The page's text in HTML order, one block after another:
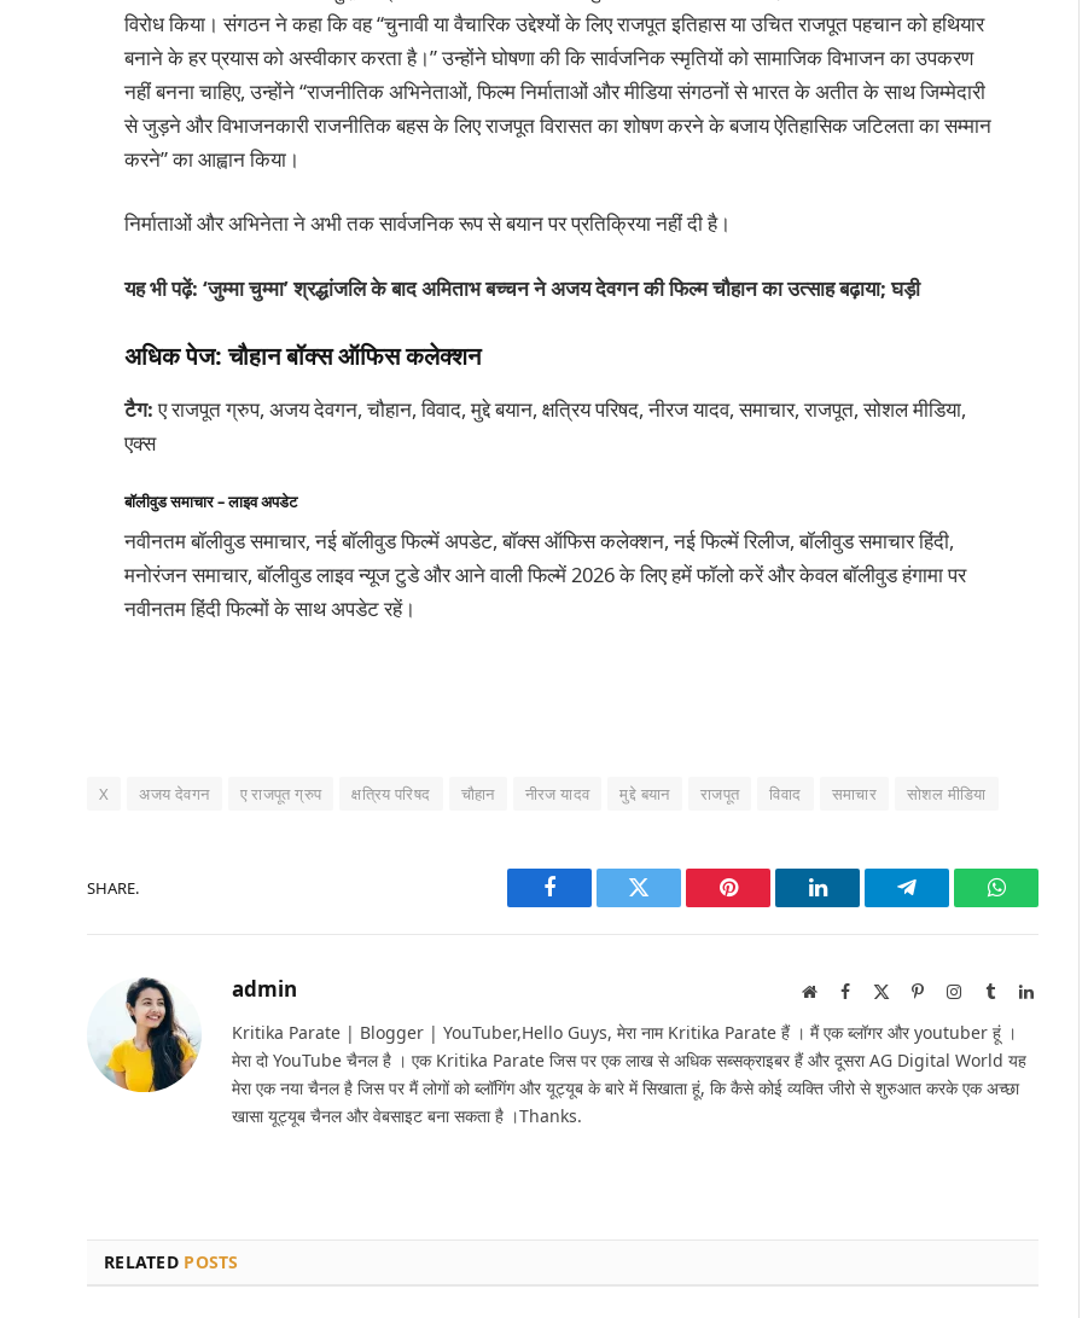
विरोध किया। संगठन ने कहा कि वह “चुनावी या वैचारिक उद्देश्यों के लिए राजपूत इतिहास या उचित राजपूत पहचान को हथियार
बनाने के हर प्रयास को अस्वीकार करता है।” उन्होंने घोषणा की कि सार्वजनिक स्मृतियों को सामाजिक विभाजन का उपकरण
नहीं बनना चाहिए, उन्होंने “राजनीतिक अभिनेताओं, फिल्म निर्माताओं और मीडिया संगठनों से भारत के अतीत के साथ जिम्मेदारी
से जुड़ने और विभाजनकारी राजनीतिक बहस के लिए राजपूत विरासत का शोषण करने के बजाय ऐतिहासिक जटिलता का सम्मान
करने” का आह्वान किया।
निर्माताओं और अभिनेता ने अभी तक सार्वजनिक रूप से बयान पर प्रतिक्रिया नहीं दी है।
यह भी पढ़ें: ‘जुम्मा चुम्मा’ श्रद्धांजलि के बाद अमिताभ बच्चन ने अजय देवगन की फिल्म चौहान का उत्साह बढ़ाया; घड़ी
अधिक पेज: चौहान बॉक्स ऑफिस कलेक्शन
टैग:ए राजपूत ग्रुप, अजय देवगन, चौहान, विवाद, मुद्दे बयान, क्षत्रिय परिषद, नीरज यादव, समाचार, राजपूत, सोशल मीडिया,
एक्स
बॉलीवुड समाचार – लाइव अपडेट
नवीनतम बॉलीवुड समाचार, नई बॉलीवुड फिल्में अपडेट, बॉक्स ऑफिस कलेक्शन, नई फिल्में रिलीज, बॉलीवुड समाचार हिंदी,
मनोरंजन समाचार, बॉलीवुड लाइव न्यूज टुडे और आने वाली फिल्में 2026 के लिए हमें फॉलो करें और केवल बॉलीवुड हंगामा पर
नवीनतम हिंदी फिल्मों के साथ अपडेट रहें।
X अजय देवगन ए राजपूत ग्रुप क्षत्रिय परिषद चौहान नीरज यादव मुद्दे बयान राजपूत विवाद समाचार सोशल मीडिया
SHARE.
Facebook Twitter Pinterest LinkedIn Telegram WhatsApp
admin WebsiteFacebook PinterestInstagram
TumblrLinkedIn
Kritika Parate | Blogger | YouTuber,Hello Guys, मेरा नाम Kritika Parate हैं । मैं एक ब्लॉगर और youtuber हूं ।
मेरा दो YouTube चैनल है । एक Kritika Parate जिस पर एक लाख से अधिक सब्सक्राइबर हैं और दूसरा AG Digital World यह
मेरा एक नया चैनल है जिस पर मैं लोगों को ब्लॉगिंग और यूट्यूब के बारे में सिखाता हूं, कि कैसे कोई व्यक्ति जीरो से शुरुआत करके एक अच्छा
खासा यूट्यूब चैनल और वेबसाइट बना सकता है ।Thanks.
RELATED POSTS